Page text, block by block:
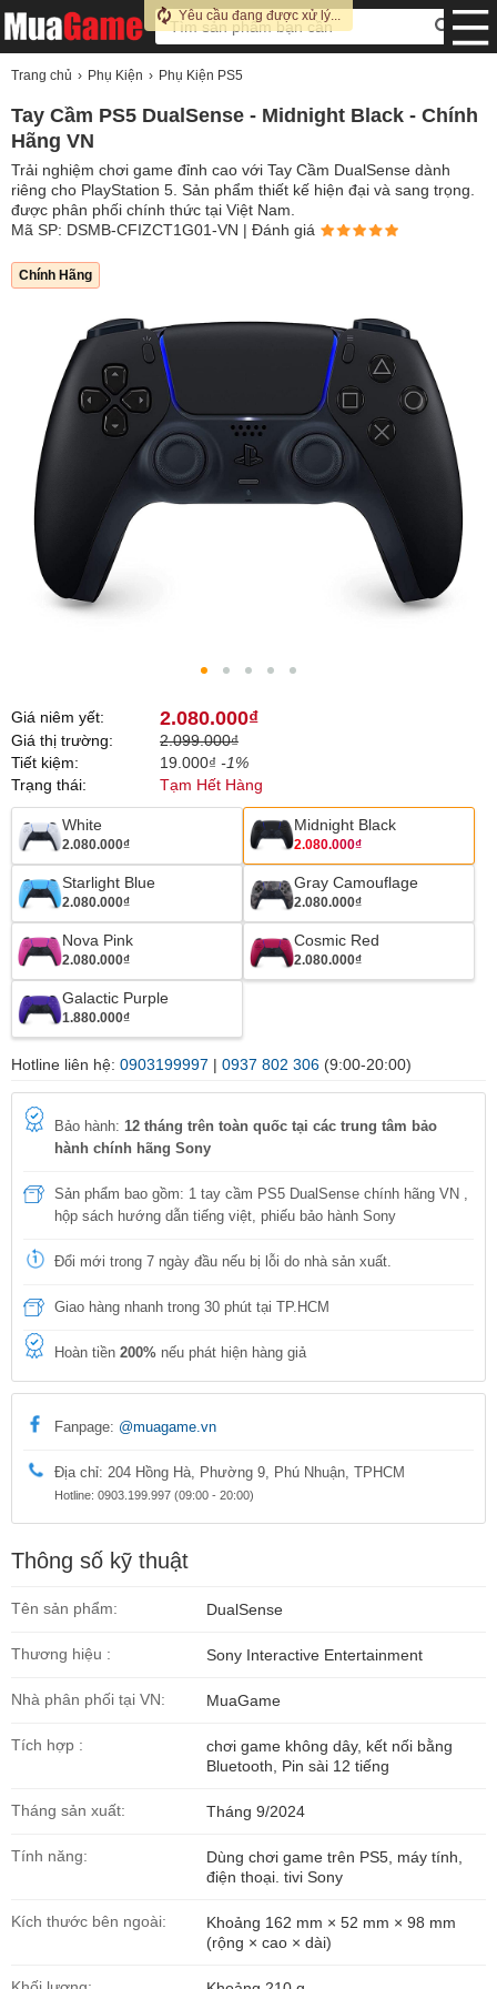
Trang chủ Phụ Kiện Phụ Kiện PS5
Tay Cầm PS5 DualSense - Midnight Black - Chính
Hãng VN
Trải nghiệm chơi game đỉnh cao với Tay Cầm DualSense dành
riêng cho PlayStation 5. Sản phẩm thiết kế hiện đại và sang trọng.
được phân phối chính thức tại Việt Nam.
Mã SP: DSMB-CFIZCT1G01-VN | Đánh giá
Chính Hãng
Giá niêm yết: 2.080.000₫
Giá thị trường:
2.099.000₫
Tiết kiệm:
19.000₫ -1%
Trạng thái:
Tạm Hết Hàng
White
2.080.000₫
Midnight Black
2.080.000₫
Starlight Blue
2.080.000₫
Gray Camouflage
2.080.000₫
Nova Pink
2.080.000₫
Cosmic Red
2.080.000₫
Galactic Purple
1.880.000₫
Hotline liên hệ: 0903199997 | 0937 802 306 (9:00-20:00)
Bảo hành: 12 tháng trên toàn quốc tại các trung tâm bảo
hành chính hãng Sony
Sản phẩm bao gồm: 1 tay cầm PS5 DualSense chính hãng VN ,
hộp sách hướng dẫn tiếng việt, phiếu bảo hành Sony
Đổi mới trong 7 ngày đầu nếu bị lỗi do nhà sản xuất.
Giao hàng nhanh trong 30 phút tại TP.HCM
Hoàn tiền 200% nếu phát hiện hàng giả
Fanpage: @muagame.vn
Địa chỉ: 204 Hồng Hà, Phường 9, Phú Nhuận, TPHCM
Hotline: 0903.199.997 (09:00 - 20:00)
Thông số kỹ thuật
Tên sản phẩm: DualSense
Thương hiệu : Sony Interactive Entertainment
Nhà phân phối tại VN: MuaGame
Tích hợp :
chơi game không dây, kết nối bằng
Bluetooth, Pin sài 12 tiếng
Tháng sản xuất: Tháng 9/2024
Tính năng:
Dùng chơi game trên PS5, máy tính,
điện thoại. tivi Sony
Kích thước bên ngoài:
Khoảng 162 mm × 52 mm × 98 mm
(rộng × cao × dài)
Yêu cầu đang được xử lý...